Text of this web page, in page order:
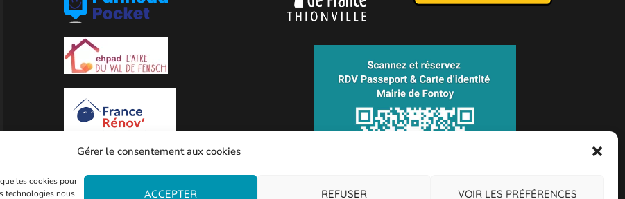
Gérer le consentement aux cookies
les cookies pour
technologies nous
ACCEPTER REFUSER VOIR LES PRÉFÉRENCES